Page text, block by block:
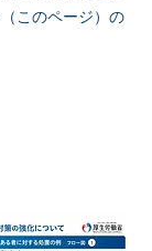
このページ）の